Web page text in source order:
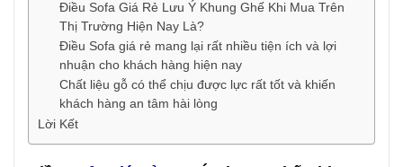
Điều Sofa Giá Rẻ Lưu Ý Khung Ghế Khi Mua Trên
Thị Trường Hiện Nay Là?
Điều Sofa giá rẻ mang lại rất nhiều tiện ích và lợi
nhuận cho khách hàng hiện nay
Chất liệu gỗ có thể chịu được lực rất tốt và khiến
khách hàng an tâm hài lòng
Lời Kết